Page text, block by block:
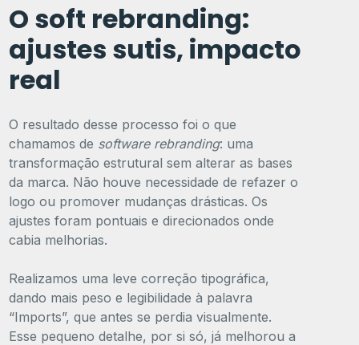
O soft rebranding:
ajustes sutis, impacto
real
O resultado desse processo foi o que
chamamos de software rebranding: uma
transformação estrutural sem alterar as bases
da marca. Não houve necessidade de refazer o
logo ou promover mudanças drásticas. Os
ajustes foram pontuais e direcionados onde
cabia melhorias.
Realizamos uma leve correção tipográfica,
dando mais peso e legibilidade à palavra
“Imports”, que antes se perdia visualmente.
Esse pequeno detalhe, por si só, já melhorou a